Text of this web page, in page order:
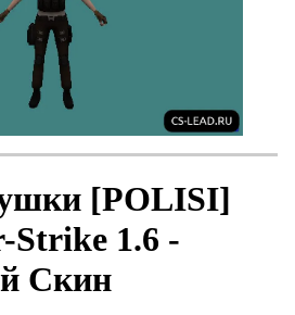
[POLISI]
Strike 1.6 -
Скин